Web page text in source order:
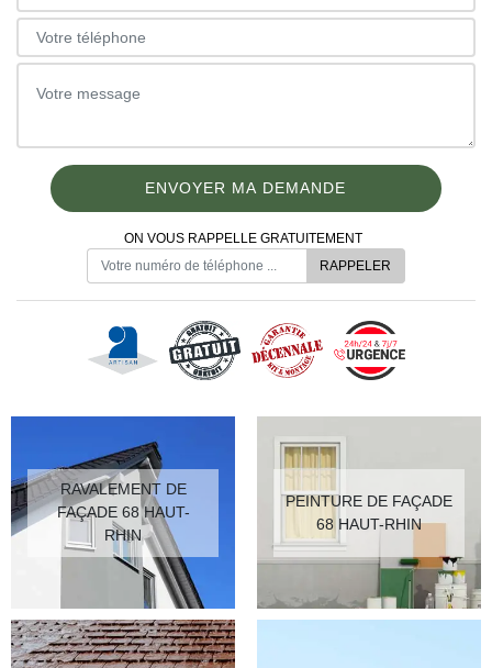
ON VOUS RAPPELLE GRATUITEMENT
RAVALEMENT DE
FAÇADE 68 HAUT-
RHIN
PEINTURE DE FAÇADE
68 HAUT-RHIN